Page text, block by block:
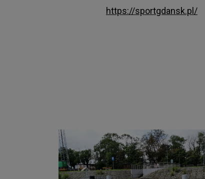
https://sportgdansk.pl/